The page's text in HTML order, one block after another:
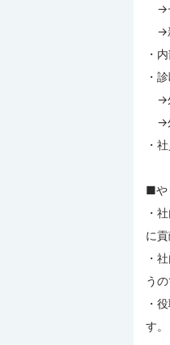
→
→
・
・
→
→
・
■や
・
に
・
う
・
す。